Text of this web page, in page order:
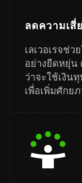
ลดความเสี่
เลเวอเรจช่
อย่างยืดหยุ่น
ว่าจะใช้เงิน
เพื่อเพิ่มศักย